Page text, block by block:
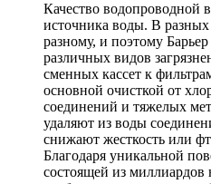
Качество водопроводной
источника воды. В разных
разному, и поэтому
различных видов
сменных кассет к
основной очисткой от
соединений и тяжелых
удаляют из воды
снижают жесткость или
Благодаря уникальной
состоящей из